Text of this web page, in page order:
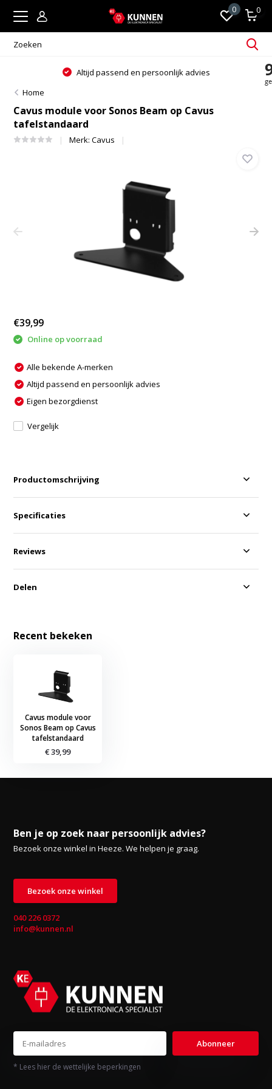
0 0
Altijd passend en persoonlijk advies
Home
Cavus module voor Sonos Beam op Cavus
tafelstandaard
Merk:Cavus
€39,99
Online op voorraad
Alle bekende A-merken
Altijd passend en persoonlijk advies
Eigen bezorgdienst
Vergelijk
Productomschrijving
Specificaties
Reviews
Delen
Recent bekeken
Cavus module voor
Sonos Beam op Cavus
tafelstandaard
€ 39,99
Ben je op zoek naar persoonlijk advies?
Bezoek onze winkel in Heeze. We helpen je graag.
Bezoek onze winkel
040 226 0372
info@kunnen.nl
Abonneer
* Lees hier de wettelijke beperkingen